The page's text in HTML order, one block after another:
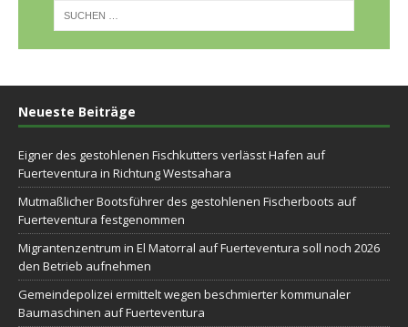
Neueste Beiträge
Eigner des gestohlenen Fischkutters verlässt Hafen auf
Fuerteventura in Richtung Westsahara
Mutmaßlicher Bootsführer des gestohlenen Fischerboots auf
Fuerteventura festgenommen
Migrantenzentrum in El Matorral auf Fuerteventura soll noch 2026
den Betrieb aufnehmen
Gemeindepolizei ermittelt wegen beschmierter kommunaler
Baumaschinen auf Fuerteventura